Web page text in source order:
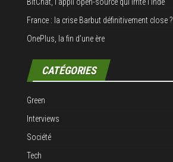
France : la crise Barbut définitivement close ?
OnePlus, la fin d’une ère
CATÉGORIES
Green
Interviews
Société
Tech